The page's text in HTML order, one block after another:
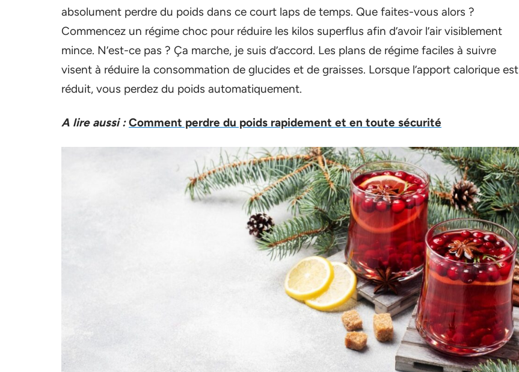
absolument perdre du poids dans ce court laps de temps. Que faites-vous alors ?
Commencez un régime choc pour réduire les kilos superflus afin d’avoir l’air visiblement
mince. N’est-ce pas ? Ça marche, je suis d’accord. Les plans de régime faciles à suivre
visent à réduire la consommation de glucides et de graisses. Lorsque l’apport calorique est
réduit, vous perdez du poids automatiquement.
A lire aussi : Comment perdre du poids rapidement et en toute sécurité